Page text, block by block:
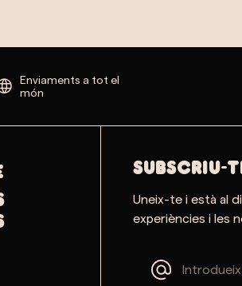
Enviaments a tot el
món
SUBSCRIU-
Uneix-te i està al
experiències i les